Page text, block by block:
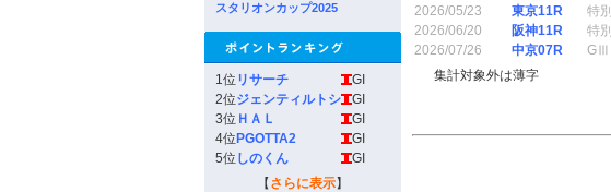
スタリオンカップ2025
1位 リサーチ
GI
2位ジェンティルトシ
GI
3位 ＨＡＬ
GI
4位 PGOTTA2
GI
5位 しのくん
GI
【 さらに表示】
2026/05/23
東京11R 特別
2026/06/20
阪神11R 特別
2026/07/26
中京07R GⅢ
集計対象外は薄字